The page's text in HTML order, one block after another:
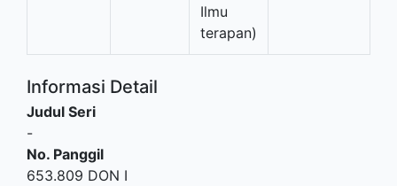
Ilmu
terapan)
Informasi Detail
Judul Seri
-
No. Panggil
653.809 DON I